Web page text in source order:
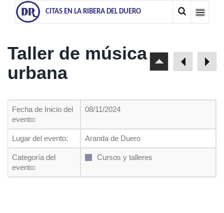
CITAS EN LA RIBERA DEL DUERO
Taller de música
urbana
Fecha de Inicio del
evento:
08/11/2024
Lugar del evento: Aranda de Duero
Categoría del
evento:
Cursos y talleres